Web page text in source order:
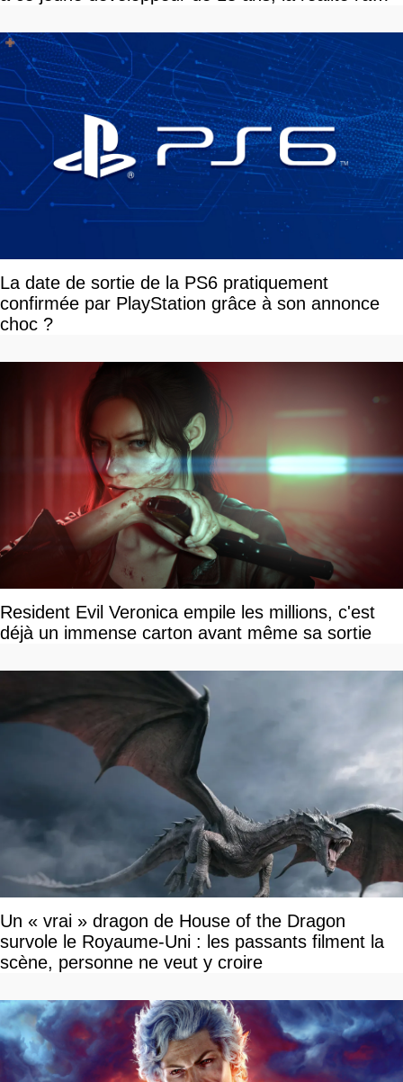
La date de sortie de la PS6 pratiquement
confirmée par PlayStation grâce à son annonce
choc ?
Resident Evil Veronica empile les millions, c'est
déjà un immense carton avant même sa sortie
Un « vrai » dragon de House of the Dragon
survole le Royaume-Uni : les passants filment la
scène, personne ne veut y croire